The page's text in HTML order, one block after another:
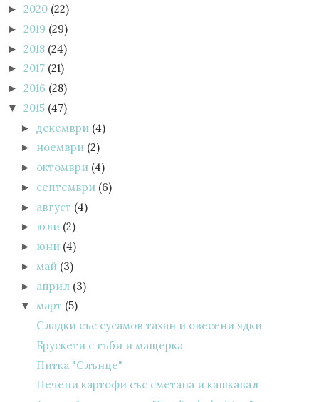
► 2020 (22)
► 2019 (29)
► 2018 (24)
► 2017 (21)
► 2016 (28)
▼ 2015 (47)
► декември (4)
► ноември (2)
► октомври (4)
► септември (6)
► август (4)
► юли (2)
► юни (4)
► май (3)
► април (3)
▼ март (5)
Сладки със сусамов тахан и овесени ядки
Брускети с гъби и мащерка
Питка "Слънце"
Печени картофи със сметана и кашкавал